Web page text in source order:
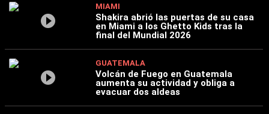
MIAMI
Shakira abrió las puertas de su casa
en Miami a los Ghetto Kids tras la
final del Mundial 2026
GUATEMALA
Volcán de Fuego en Guatemala
aumenta su actividad y obliga a
evacuar dos aldeas